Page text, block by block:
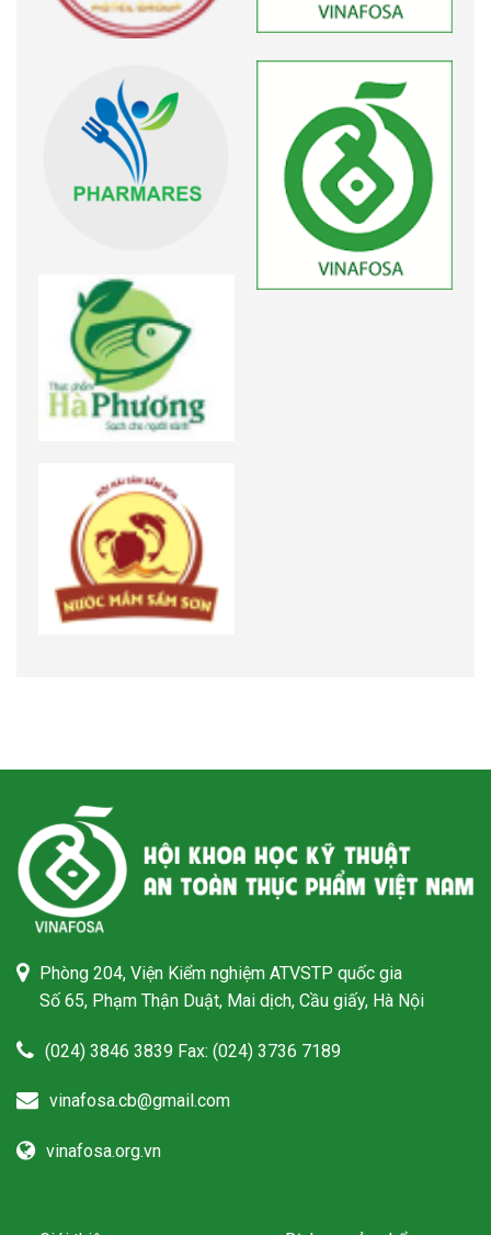
Phòng 204, Viện Kiểm nghiệm ATVSTP quốc gia
Số 65, Phạm Thận Duật, Mai dịch, Cầu giấy, Hà Nội
(024) 3846 3839 Fax: (024) 3736 7189
vinafosa.cb@gmail.com
vinafosa.org.vn